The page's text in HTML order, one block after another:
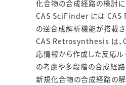
化合物の合成経路の検討に
CAS SciFinder には CAS
の逆合成解析機能が搭載さ
CAS Retrosynthesis は
応情報から作成した反応ル
の考慮や多段階の合成経路
新規化合物の合成経路の解